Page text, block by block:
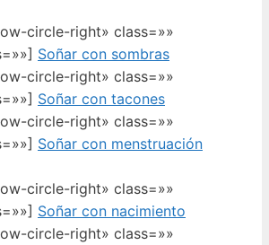
circle-right» class=»»
Soñar con sombras
circle-right» class=»»
Soñar con tacones
circle-right» class=»»
Soñar con menstruación
circle-right» class=»»
Soñar con nacimiento
circle-right» class=»»